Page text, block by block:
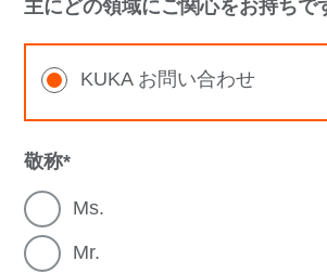
主にどの領域にご関心をお持ちで
KUKA お問い合わせ
敬称
Ms.
Mr.